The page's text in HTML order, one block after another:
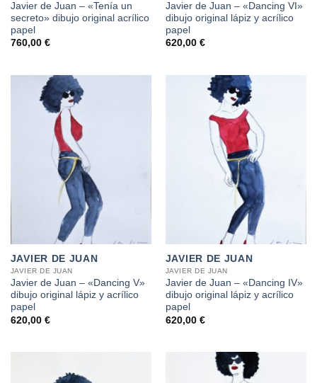
Javier de Juan – «Tenía un
secreto» dibujo original acrílico
papel
760,00 €
Javier de Juan – «Dancing VI»
dibujo original lápiz y acrílico
papel
620,00 €
JAVIER DE JUAN
JAVIER DE JUAN
Javier de Juan – «Dancing V»
dibujo original lápiz y acrílico
papel
620,00 €
JAVIER DE JUAN
JAVIER DE JUAN
Javier de Juan – «Dancing IV»
dibujo original lápiz y acrílico
papel
620,00 €